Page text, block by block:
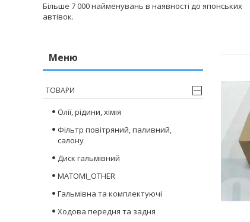
Більше 7 000 найменувань в наявності до японських
автівок.
ТОВАРИ
Олії, рідини, хімія
Фільтр повітряний, паливний,
салону
Диск гальмівний
MATOMI_OTHER
Гальмівна та комплектуючі
Ходова передня та задня